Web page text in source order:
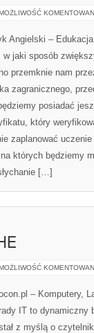
Angielski –
w jaki sposób
przemknie nam
zagranicznego,
posiadać
który
zaplanować
których będziemy
[…]
– Komputery,
IT to dynamiczny
z myślą o